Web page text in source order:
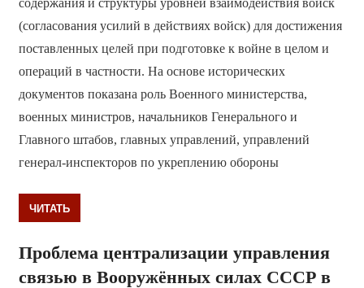
содержания и структуры уровней взаимодействия войск
(согласования усилий в действиях войск) для достижения
поставленных целей при подготовке к войне в целом и
операций в частности. На основе исторических
документов показана роль Военного министерства,
военных министров, начальников Генерального и
Главного штабов, главных управлений, управлений
генерал-инспекторов по укреплению обороны
ЧИТАТЬ
Проблема централизации управления
связью в Вооружённых силах СССР в